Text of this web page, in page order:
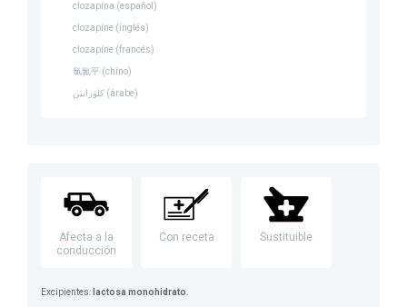
clozapina (español)
clozapine (inglés)
clozapine (francés)
氯氮平 (chino)
كلوزابين (árabe)
Afecta a la
conducción
Con receta Sustituible
Excipientes: lactosa monohidrato